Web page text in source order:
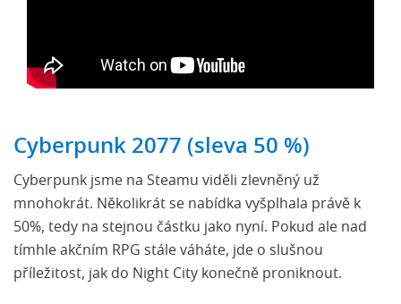
Cyberpunk 2077 (sleva 50 %)
Cyberpunk jsme na Steamu viděli zlevněný už
mnohokrát. Několikrát se nabídka vyšplhala právě k
50%, tedy na stejnou částku jako nyní. Pokud ale nad
tímhle akčním RPG stále váháte, jde o slušnou
příležitost, jak do Night City konečně proniknout.